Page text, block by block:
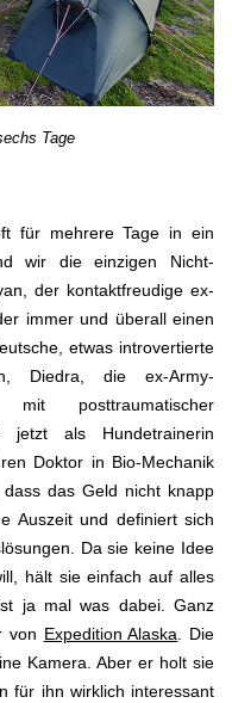
Tage
für mehrere Tage in ein
wir die einzigen Nicht-
der kontaktfreudige ex-
immer und überall einen
etwas introvertierte
Diedra, die ex-Army-
posttraumatischer
jetzt als Hundetrainerin
Doktor in Bio-Mechanik
das Geld nicht knapp
Auszeit und definiert sich
Da sie keine Idee
hält sie einfach auf alles
ja mal was dabei. Ganz
von Expedition Alaska. Die
Kamera. Aber er holt sie
für ihn wirklich interessant